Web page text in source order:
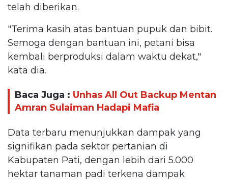
telah diberikan.
"Terima kasih atas bantuan pupuk dan bibit.
Semoga dengan bantuan ini, petani bisa
kembali berproduksi dalam waktu dekat,"
kata dia.
Baca Juga : Unhas All Out Backup Mentan
Amran Sulaiman Hadapi Mafia
Data terbaru menunjukkan dampak yang
signifikan pada sektor pertanian di
Kabupaten Pati, dengan lebih dari 5.000
hektar tanaman padi terkena dampak